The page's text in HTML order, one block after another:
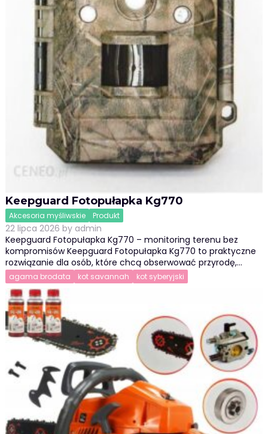
Keepguard Fotopułapka Kg770
Akcesoria myśliwskie Produkt
22 lipca 2026 by admin
Keepguard Fotopułapka Kg770 – monitoring terenu bez
kompromisów Keepguard Fotopułapka Kg770 to praktyczne
rozwiązanie dla osób, które chcą obserwować przyrodę,…
agama brodata kot savannah kot syberyjski